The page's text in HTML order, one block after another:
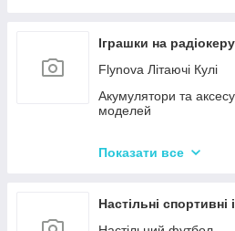
Іграшки на
Flynova Літаючі Кулі
Акумулятори та
моделей
Показати все
Настільні спортивні